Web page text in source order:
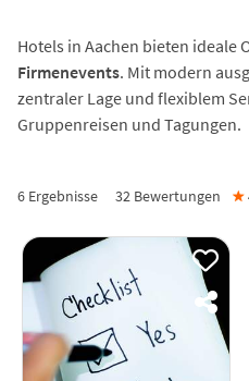
Hotels in Aachen bieten ideale
Firmenevents. Mit modern
zentraler Lage und flexiblem
Gruppenreisen und Tagungen.
6 Ergebnisse 32 Bewertungen ★